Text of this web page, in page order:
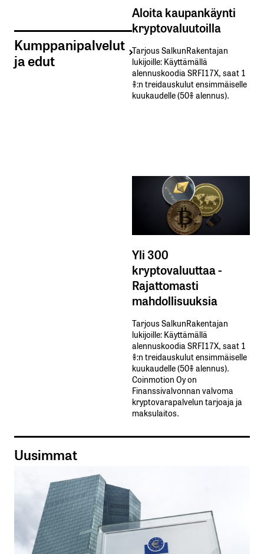
Kumppanipalvelut
ja edut
Aloita kaupankäynti
kryptovaluutoilla
Tarjous SalkunRakentajan
lukijoille: Käyttämällä​ ​
alennuskoodia​ ​SRFI17X,​ ​saat​ ​1
%:n treidauskulut​ ​ensimmäiselle​ ​
kuukaudelle​ ​(50%​ ​alennus).
Yli 300
kryptovaluuttaa -
Rajattomasti
mahdollisuuksia
Tarjous SalkunRakentajan
lukijoille: Käyttämällä​ ​
alennuskoodia​ ​SRFI17X,​ ​saat​ ​1
%:n treidauskulut​ ​ensimmäiselle​ ​
kuukaudelle​ ​(50%​ ​alennus).
Coinmotion Oy on
Finanssivalvonnan valvoma
kryptovarapalvelun tarjoaja ja
maksulaitos.
Uusimmat